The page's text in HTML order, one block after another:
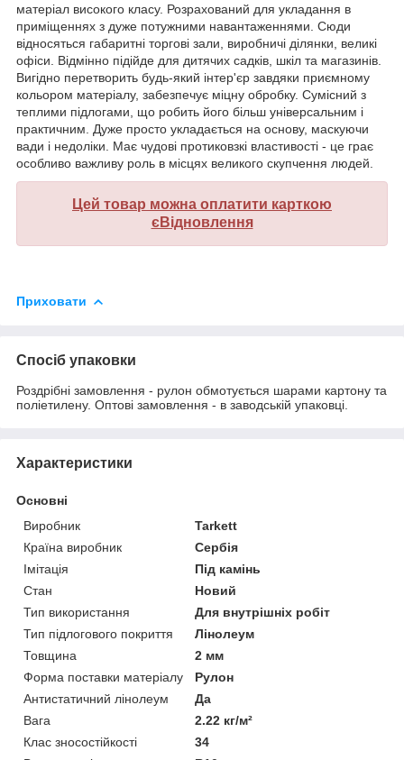
матеріал високого класу. Розрахований для укладання в
приміщеннях з дуже потужними навантаженнями. Сюди
відносяться габаритні торгові зали, виробничі ділянки, великі
офіси. Відмінно підійде для дитячих садків, шкіл та магазинів.
Вигідно перетворить будь-який інтер'єр завдяки приємному
кольором матеріалу, забезпечує міцну обробку. Сумісний з
теплими підлогами, що робить його більш універсальним і
практичним. Дуже просто укладається на основу, маскуючи
вади і недоліки. Має чудові протиковзкі властивості - це грає
особливо важливу роль в місцях великого скупчення людей.
Цей товар можна оплатити карткою
єВідновлення
Приховати
Спосіб упаковки
Роздрібні замовлення - рулон обмотується шарами картону та
поліетилену. Оптові замовлення - в заводській упаковці.
Характеристики
Основні
Виробник
Tarkett
Країна виробник
Сербія
Імітація
Під камінь
Стан
Новий
Тип використання
Для внутрішніх робіт
Тип підлогового покриття
Лінолеум
Товщина
2 мм
Форма поставки матеріалу
Рулон
Антистатичний лінолеум
Да
Вага
2.22 кг/м²
Клас зносостійкості
34